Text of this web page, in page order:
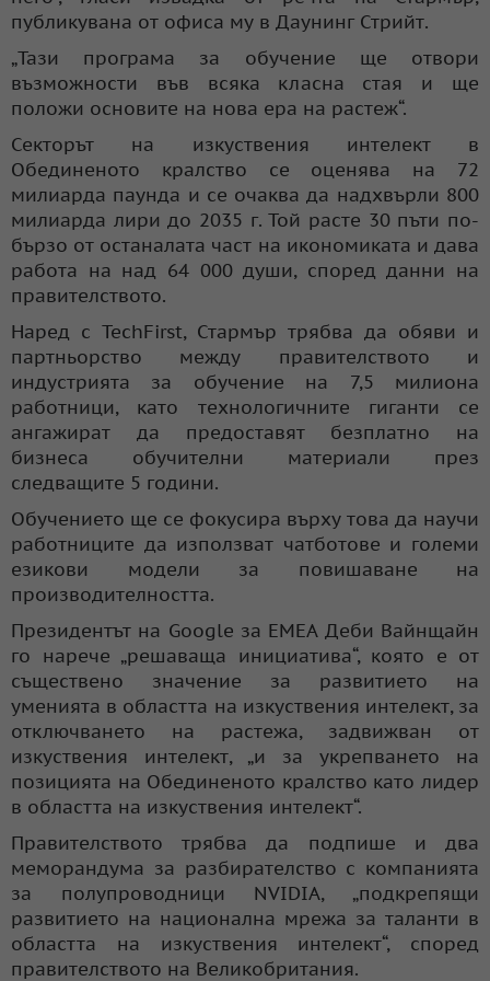
публикувана от офиса му в Даунинг Стрийт.
„Тази програма за обучение ще отвори
възможности във всяка класна стая и ще
положи основите на нова ера на растеж“.
Секторът на изкуствения интелект в
Обединеното кралство се оценява на 72
милиарда паунда и се очаква да надхвърли 800
милиарда лири до 2035 г. Той расте 30 пъти по-
бързо от останалата част на икономиката и дава
работа на над 64 000 души, според данни на
правителството.
Наред с TechFirst, Стармър трябва да обяви и
партньорство между правителството и
индустрията за обучение на 7,5 милиона
работници, като технологичните гиганти се
ангажират да предоставят безплатно на
бизнеса обучителни материали през
следващите 5 години.
Обучението ще се фокусира върху това да научи
работниците да използват чатботове и големи
езикови модели за повишаване на
производителността.
Президентът на Google за EMEA Деби Вайнщайн
го нарече „решаваща инициатива“, която е от
съществено значение за развитието на
уменията в областта на изкуствения интелект, за
отключването на растежа, задвижван от
изкуствения интелект, „и за укрепването на
позицията на Обединеното кралство като лидер
в областта на изкуствения интелект“.
Правителството трябва да подпише и два
меморандума за разбирателство с компанията
за полупроводници NVIDIA, „подкрепящи
развитието на национална мрежа за таланти в
областта на изкуствения интелект“, според
правителството на Великобритания.